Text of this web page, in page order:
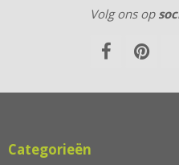
Volg ons op
Categorieën